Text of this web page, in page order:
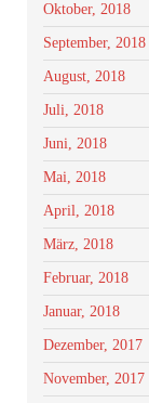
Oktober, 2018
September, 2018
August, 2018
Juli, 2018
Juni, 2018
Mai, 2018
April, 2018
März, 2018
Februar, 2018
Januar, 2018
Dezember, 2017
November, 2017